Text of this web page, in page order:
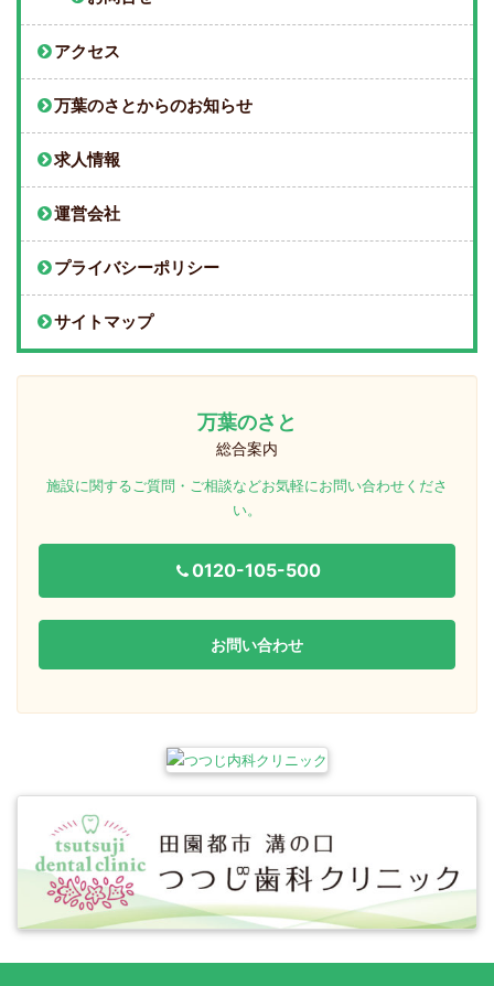
アクセス
万葉のさとからのお知らせ
求人情報
運営会社
プライバシーポリシー
サイトマップ
万葉のさと
総合案内
施設に関するご質問・ご相談などお気軽にお問い合わせくださ
い。
0120-105-500
お問い合わせ